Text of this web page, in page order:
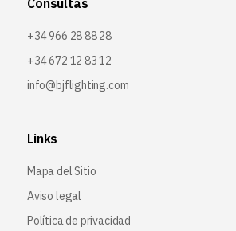
Consultas
+34 966 28 88 28
+34 672 12 83 12
info@bjflighting.com
Links
Mapa del Sitio
Aviso legal
Política de privacidad